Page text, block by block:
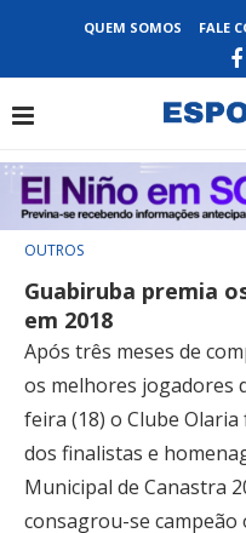
QUEM SOMOS FALE
OUTROS
Guabiruba premia
em 2018
Após três meses de
os melhores jogadores
feira (18) o Clube
dos finalistas e
Municipal de Canastra
consagrou-se campeão